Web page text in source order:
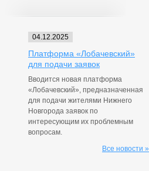
04.12.2025
Платформа «Лобачевский»
для подачи заявок
Вводится новая платформа
«Лобачевский», предназначенная
для подачи жителями Нижнего
Новгорода заявок по
интересующим их проблемным
вопросам.
Все новости »